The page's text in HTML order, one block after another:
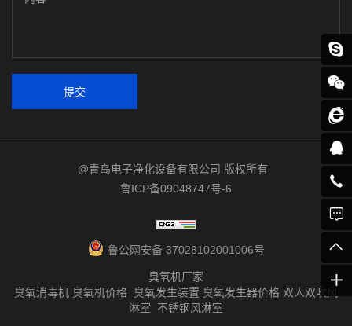
提交
@青岛电子净化设备有限公司 版权所有
鲁ICP备09048747号-6
鲁公网安备 37028102001006号
臭氧机厂家
臭氧消毒机 臭氧机价格 臭氧发生装置 臭氧发生器价格 双人双吹风
淋室 不锈钢风淋室